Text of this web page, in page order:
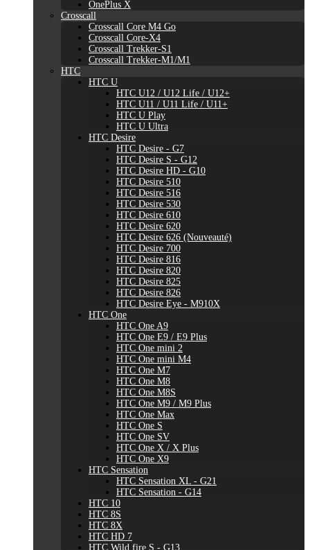
OnePlus X
Crosscall
Crosscall Core M4 Go
Crosscall Core-X4
Crosscall Trekker-S1
Crosscall Trekker-M1/M1
HTC
HTC U
HTC U12 / U12 Life / U12+
HTC U11 / U11 Life / U11+
HTC U Play
HTC U Ultra
HTC Desire
HTC Desire - G7
HTC Desire S - G12
HTC Desire HD - G10
HTC Desire 510
HTC Desire 516
HTC Desire 530
HTC Desire 610
HTC Desire 620
HTC Desire 626 (Nouveauté)
HTC Desire 700
HTC Desire 816
HTC Desire 820
HTC Desire 825
HTC Desire 826
HTC Desire Eye - M910X
HTC One
HTC One A9
HTC One E9 / E9 Plus
HTC One mini 2
HTC One mini M4
HTC One M7
HTC One M8
HTC One M8S
HTC One M9 / M9 Plus
HTC One Max
HTC One S
HTC One SV
HTC One X / X Plus
HTC One X9
HTC Sensation
HTC Sensation XL - G21
HTC Sensation - G14
HTC 10
HTC 8S
HTC 8X
HTC HD 7
HTC Wild fire S - G13